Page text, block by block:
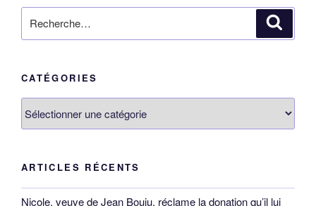
pour
CATÉGORIES
ARTICLES RÉCENTS
Nicole, veuve de Jean Bouju, réclame la donation qu’il lui